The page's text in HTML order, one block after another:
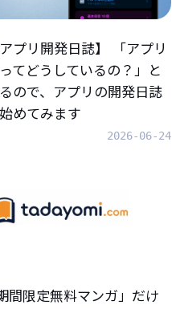
プリ開発日誌】 「アプリ
てどうしているの？」と
ので、アプリの開発日誌
めてみます
2026-06-24
間限定無料マンガ」だけ